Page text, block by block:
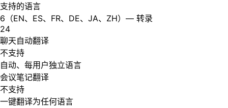
支持的语言
6（EN、ES、FR、DE、JA、ZH）— 转录
24
聊天自动翻译
不支持
自动、每用户独立语言
会议笔记翻译
不支持
一键翻译为任何语言